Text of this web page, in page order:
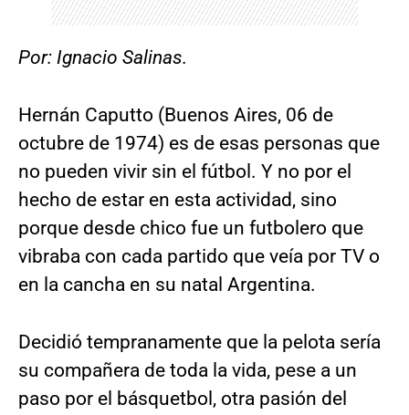
Por: Ignacio Salinas.
Hernán Caputto (Buenos Aires, 06 de
octubre de 1974) es de esas personas que
no pueden vivir sin el fútbol. Y no por el
hecho de estar en esta actividad, sino
porque desde chico fue un futbolero que
vibraba con cada partido que veía por TV o
en la cancha en su natal Argentina.
Decidió tempranamente que la pelota sería
su compañera de toda la vida, pese a un
paso por el básquetbol, otra pasión del